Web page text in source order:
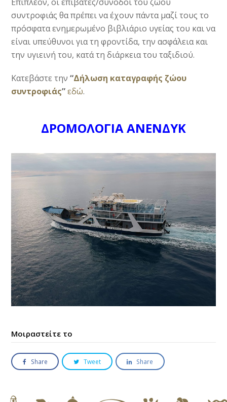
συντροφιάς θα πρέπει να έχουν πάντα μαζί τους το
πρόσφατα ενημερωμένο βιβλιάριο υγείας του και να
είναι υπεύθυνοι για τη φροντίδα, την ασφάλεια και
την υγιεινή του, κατά τη διάρκεια του ταξιδιού.
Κατεβάστε την“Δήλωση καταγραφής ζώου
συντροφιάς”εδώ.
ΔΡΟΜΟΛΟΓΙΑ ΑΝΕΝΔΥΚ
Μοιραστείτε το
Share Tweet Share